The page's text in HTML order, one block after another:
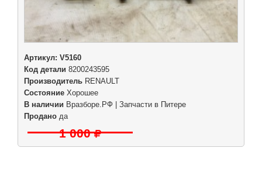
Артикул: V5160
Код детали 8200243595
Производитель RENAULT
Состояние Хорошее
В наличии Вразборе.РФ | Запчасти в Питере
Продано да
1 000